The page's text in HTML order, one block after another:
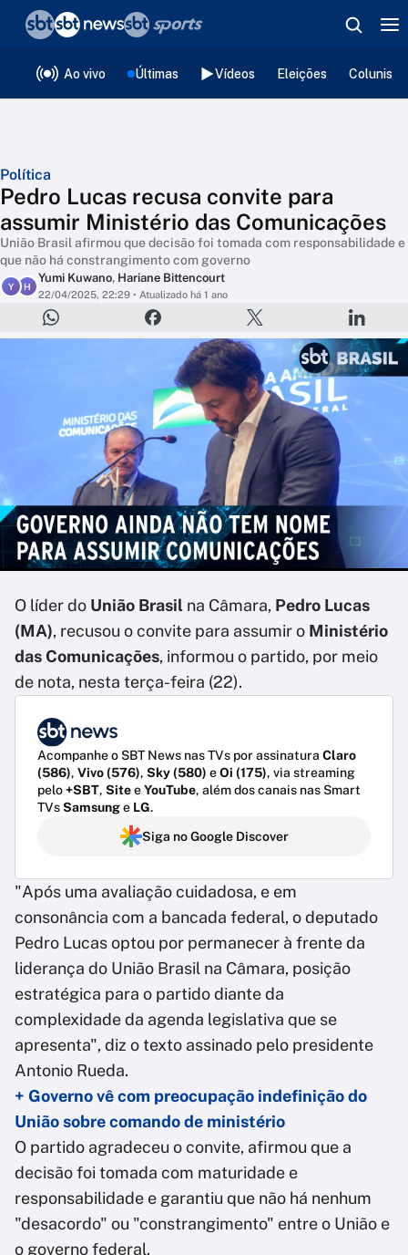
Ao vivo Últimas Vídeos Eleições
Política
Pedro Lucas recusa convite para
assumir Ministério das Comunicações
União Brasil afirmou que decisão foi tomada com responsabilidade e
que não há constrangimento com governo
Y H
Yumi Kuwano, Hariane Bittencourt
22/04/2025, 22:29 • Atualizado há 1 ano
O líder do União Brasil na Câmara, Pedro Lucas
(MA), recusou o convite para assumir o Ministério
das Comunicações, informou o partido, por meio
de nota, nesta terça-feira (22).
Acompanhe o SBT News nas TVs por assinatura Claro
(586), Vivo (576), Sky (580) eOi (175), via streaming
pelo+SBT, SiteeYouTube, além dos canais nas Smart
TVsSamsunge LG.
Siga no Google Discover
"Após uma avaliação cuidadosa, e em
consonância com a bancada federal, o deputado
Pedro Lucas optou por permanecer à frente da
liderança do União Brasil na Câmara, posição
estratégica para o partido diante da
complexidade da agenda legislativa que se
apresenta", diz o texto assinado pelo presidente
Antonio Rueda.
+ Governo vê com preocupação indefinição do
União sobre comando de ministério
O partido agradeceu o convite, afirmou que a
decisão foi tomada com maturidade e
responsabilidade e garantiu que não há nenhum
"desacordo" ou "constrangimento" entre o União e
o governo federal.
❮voltar
Editorias